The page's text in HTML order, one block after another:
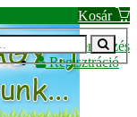
Kosár
Bejelentkezés
Regisztráció